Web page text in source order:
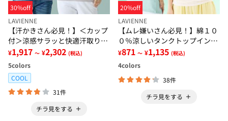
30%off
LAVIENNE
【汗かきさん必見！】＜カップ
付＞涼感サラッと快適汗取りタ
ンクトップインナー＜さらりラ
ボ＞
¥1,917 ～ ¥2,302 (税込)
5colors
COOL
31件
チラ見をする
20%off
LAVIENNE
【ムレ嫌いさん必見！】綿１０
０％涼しいタンクトップインナ
ー＜さらりラボ＞
¥871 ～ ¥1,135 (税込)
4colors
38件
チラ見をする